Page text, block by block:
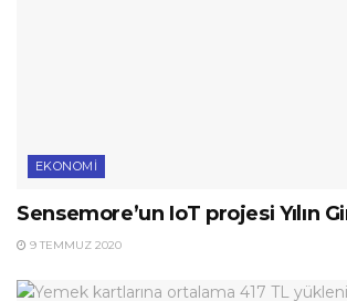
EKONOMI
Sensemore’un IoT projesi Yılın
9 TEMMUZ 2020